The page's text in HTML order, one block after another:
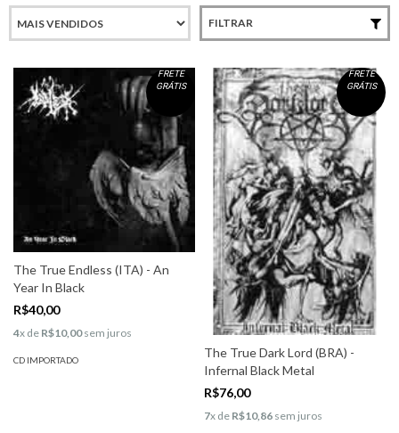
FILTRAR
FRETE
GRÁTIS
The True Endless (ITA) - An
Year In Black
R$40,00
4x de R$10,00sem juros
CD IMPORTADO
FRETE
GRÁTIS
The True Dark Lord (BRA) -
Infernal Black Metal
R$76,00
7x de R$10,86 sem juros